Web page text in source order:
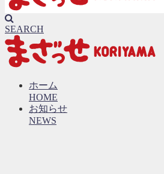
SEARCH
ホーム
HOME
お知らせ
NEWS